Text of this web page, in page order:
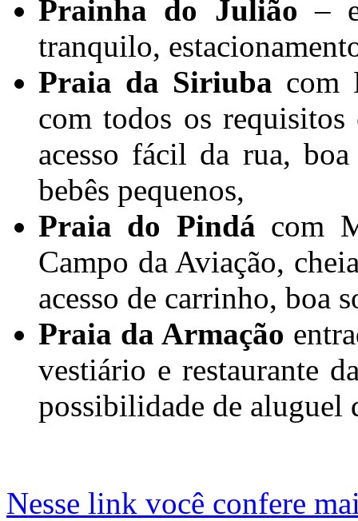
Prainha do Julião –
tranquilo,
Praia da Siriuba com
com todos os
acesso fácil da rua,
bebês pequenos,
Praia do Pindá com
Campo da Aviação,
acesso de carrinho, boa
Praia da Armação
vestiário e restaurante
possibilidade de aluguel
Nesse link você confere